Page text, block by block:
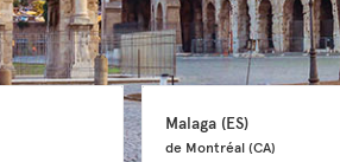
Malaga (ES)
de Montréal (CA)